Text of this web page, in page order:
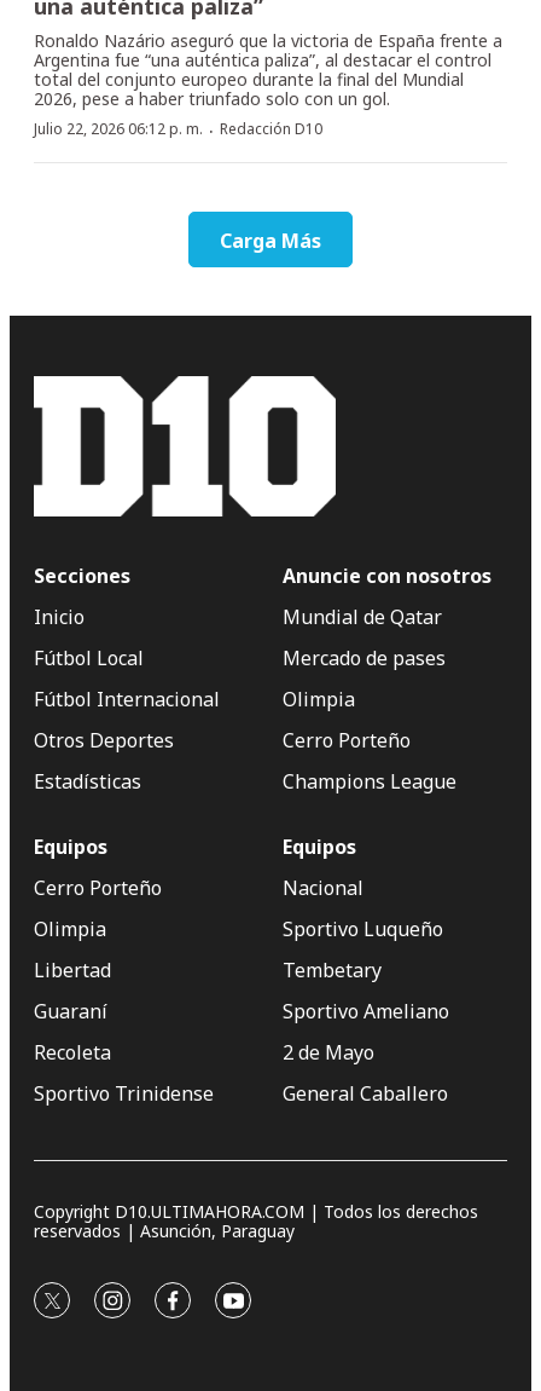
una auténtica paliza”
Ronaldo Nazário aseguró que la victoria de España frente a
Argentina fue “una auténtica paliza”, al destacar el control
total del conjunto europeo durante la final del Mundial
2026, pese a haber triunfado solo con un gol.
Julio 22, 2026 06:12 p. m. · Redacción D10
Carga Más
Secciones
Inicio
Fútbol Local
Fútbol Internacional
Otros Deportes
Estadísticas
Anuncie con nosotros
Mundial de Qatar
Mercado de pases
Olimpia
Cerro Porteño
Champions League
Equipos
Cerro Porteño
Olimpia
Libertad
Guaraní
Recoleta
Sportivo Trinidense
Equipos
Nacional
Sportivo Luqueño
Tembetary
Sportivo Ameliano
2 de Mayo
General Caballero
Copyright D10.ULTIMAHORA.COM | Todos los derechos
reservados | Asunción, Paraguay
twitterinstagram
facebookyoutube